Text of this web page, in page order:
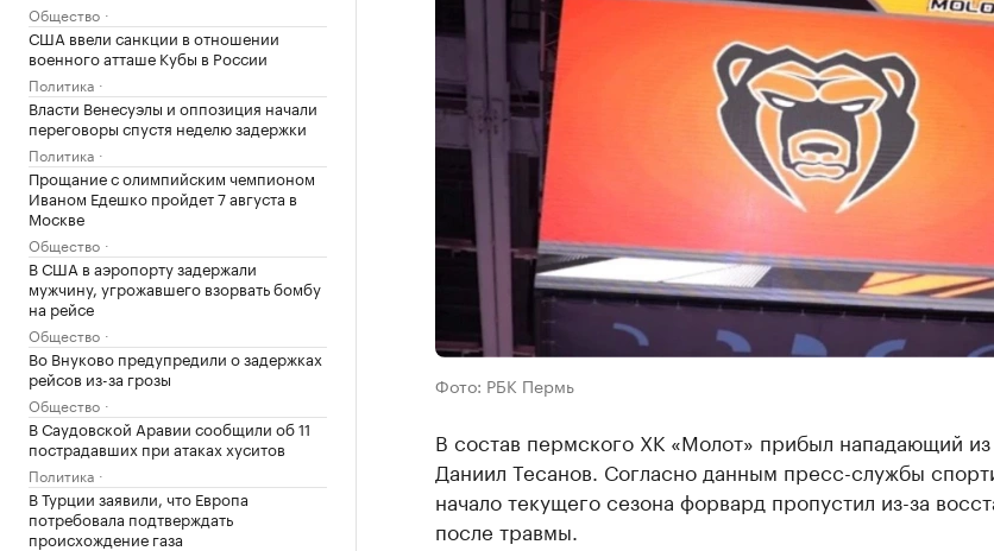
Общество
США ввели санкции в отношении
военного атташе Кубы в России
Политика
Власти Венесуэлы и оппозиция начали
переговоры спустя неделю задержки
Политика
Прощание с олимпийским чемпионом
Иваном Едешко пройдет 7 августа в
Москве
Общество
В США в аэропорту задержали
мужчину, угрожавшего взорвать бомбу
на рейсе
Общество
Во Внуково предупредили о задержках
рейсов из-за грозы
Общество
В Саудовской Аравии сообщили об 11
пострадавших при атаках хуситов
Политика
В Турции заявили, что Европа
потребовала подтверждать
происхождение газа
Фото: РБК Пермь
В состав пермского ХК «Молот» прибыл нападающий
Даниил Тесанов. Согласно данным пресс-службы
начало текущего сезона форвард пропустил из-за
после травмы.